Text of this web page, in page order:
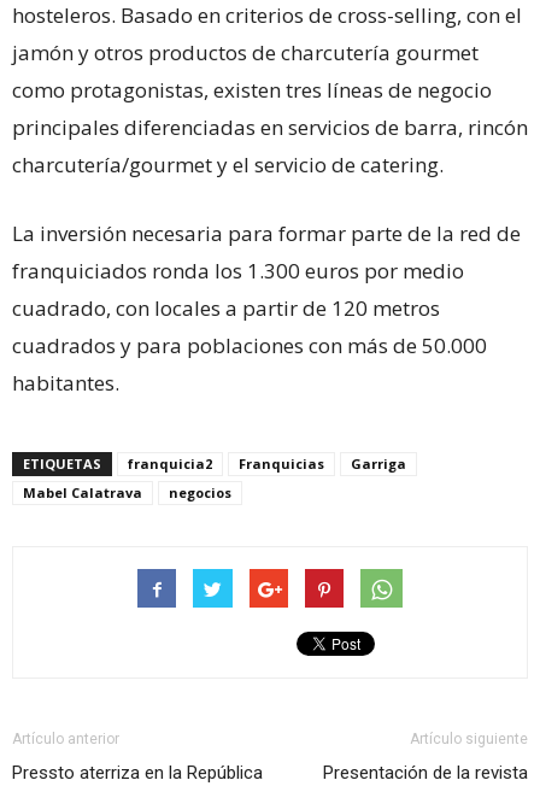
hosteleros. Basado en criterios de cross-selling, con el
jamón y otros productos de charcutería gourmet
como protagonistas, existen tres líneas de negocio
principales diferenciadas en servicios de barra, rincón
charcutería/gourmet y el servicio de catering.
La inversión necesaria para formar parte de la red de
franquiciados ronda los 1.300 euros por medio
cuadrado, con locales a partir de 120 metros
cuadrados y para poblaciones con más de 50.000
habitantes.
ETIQUETAS franquicia2 Franquicias
Garriga
Mabel Calatrava
negocios
Artículo anterior
Pressto aterriza en la República
Artículo siguiente
Presentación de la revista